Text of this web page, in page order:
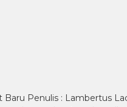
Penulis : Lambertus